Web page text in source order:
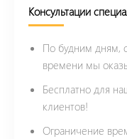
Консультации
По будним дням,
времени мы
Бесплатно для
клиентов!
Ограничение